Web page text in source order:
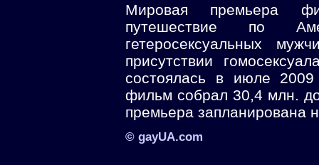
Мировая премьера
путешествие по
гетеросексуальных
присутствии
состоялась в июле
фильм собрал 30,4 млн.
премьера запланирована
© gayUA.com